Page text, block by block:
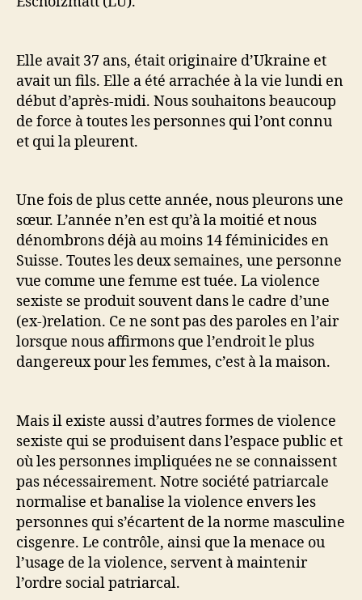
Elle avait 37 ans, était originaire d’Ukraine et
avait un fils. Elle a été arrachée à la vie lundi en
début d’après-midi. Nous souhaitons beaucoup
de force à toutes les personnes qui l’ont connu
et qui la pleurent.
Une fois de plus cette année, nous pleurons une
sœur. L’année n’en est qu’à la moitié et nous
dénombrons déjà au moins 14 féminicides en
Suisse. Toutes les deux semaines, une personne
vue comme une femme est tuée. La violence
sexiste se produit souvent dans le cadre d’une
(ex-)relation. Ce ne sont pas des paroles en l’air
lorsque nous affirmons que l’endroit le plus
dangereux pour les femmes, c’est à la maison.
Mais il existe aussi d’autres formes de violence
sexiste qui se produisent dans l’espace public et
où les personnes impliquées ne se connaissent
pas nécessairement. Notre société patriarcale
normalise et banalise la violence envers les
personnes qui s’écartent de la norme masculine
cisgenre. Le contrôle, ainsi que la menace ou
l’usage de la violence, servent à maintenir
l’ordre social patriarcal.